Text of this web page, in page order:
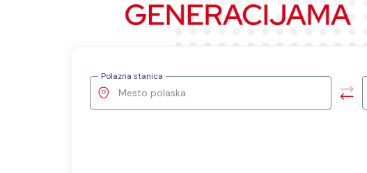
Polazna stanica
Mesto polaska